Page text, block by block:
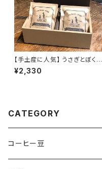
【手土産に人気】 うさぎとぼくの
昭和町ブレンド®︎ ドリップバッグ
10個入
¥2,330
CATEGORY
コーヒー豆